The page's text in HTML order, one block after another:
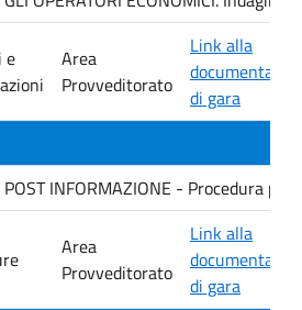
e
Area
Provveditorato
Link alla
di gara
POST INFORMAZIONE - Procedura
Area
Provveditorato
Link alla
di gara